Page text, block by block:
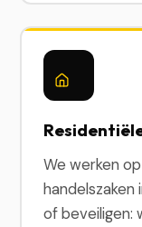
We werken
handelszaken
of beveiligen: